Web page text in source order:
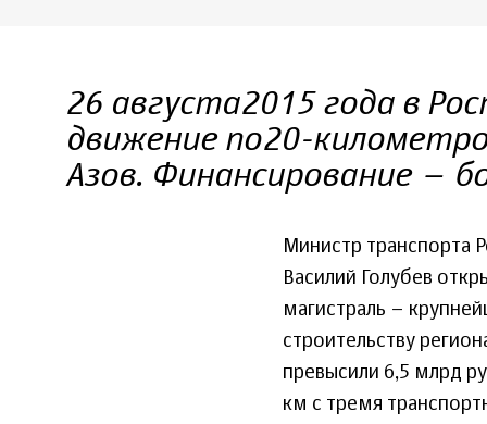
26 августа 2015 года в
движение по 20-
Азов. Финансирование –
Министр транспорта
Василий Голубев
магистраль –
строительству
превысили 6,5 млрд
км с тремя